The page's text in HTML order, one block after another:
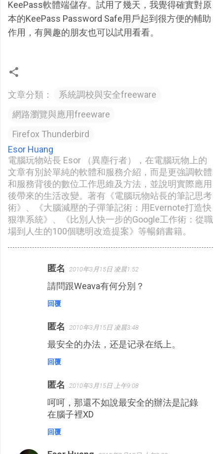
KeePass軟體端儲存。試用了幾天，我覺得確實對原
本的KeePass Password Safe用戶起到很方便的輔助
作用，有興趣的朋友也可以試用看看。
文章分類：
系統調校與安全freeware
網路瀏覽與應用freeware
Firefox Thunderbird
Esor Huang
電腦玩物站長 Esor （異塵行者），在電腦玩物上的
文章有別於單純的軟體和服務介紹，而是更強調軟體
和服務背後的數位工作思維及方法，並說明實際應用
後帶來的生活改變。著有《電腦玩物站長的筆記思考
術》、《大腦減壓的子彈筆記術：用Evernote打造快
狠準系統》、《比別人快一步的Google工作術：從職
場到人生的100個聰明改造提案》等暢銷書籍。
匿名 2010年3月15日 凌晨1:52
請問跟Weava有何分別？
回覆
匿名 2010年3月15日 凌晨3:48
最安全的办法，还是记录在纸上。
回覆
匿名 2010年3月15日 上午9:08
呵呵，那還不如說最安全的辦法是記錄
在腦子裡XD
回覆